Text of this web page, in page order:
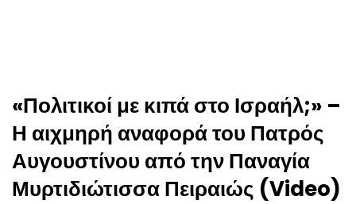
«Πολιτικοί με κιπά στο Ισραήλ;» –
Η αιχμηρή αναφορά του Πατρός
Αυγουστίνου από την Παναγία
Μυρτιδιώτισσα Πειραιώς (Video)